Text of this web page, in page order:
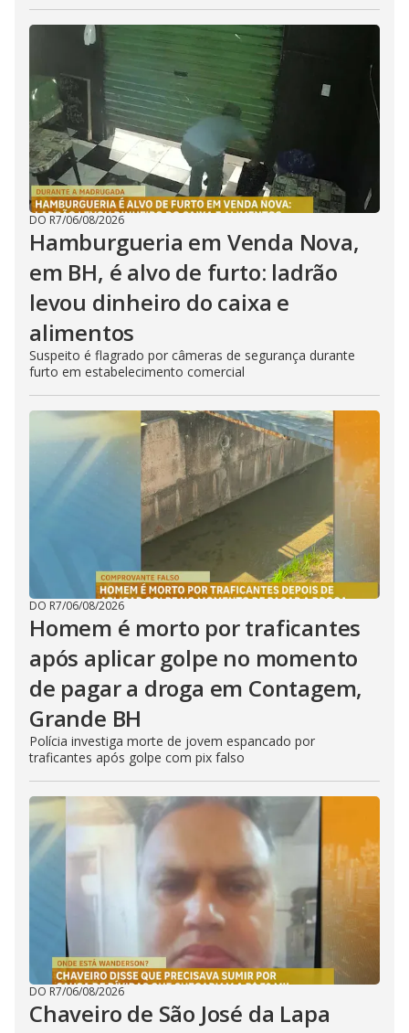
DO R7/06/08/2026
Hamburgueria em Venda Nova,
em BH, é alvo de furto: ladrão
levou dinheiro do caixa e
alimentos
Suspeito é flagrado por câmeras de segurança durante
furto em estabelecimento comercial
DO R7/06/08/2026
Homem é morto por traficantes
após aplicar golpe no momento
de pagar a droga em Contagem,
Grande BH
Polícia investiga morte de jovem espancado por
traficantes após golpe com pix falso
DO R7/06/08/2026
Chaveiro de São José da Lapa